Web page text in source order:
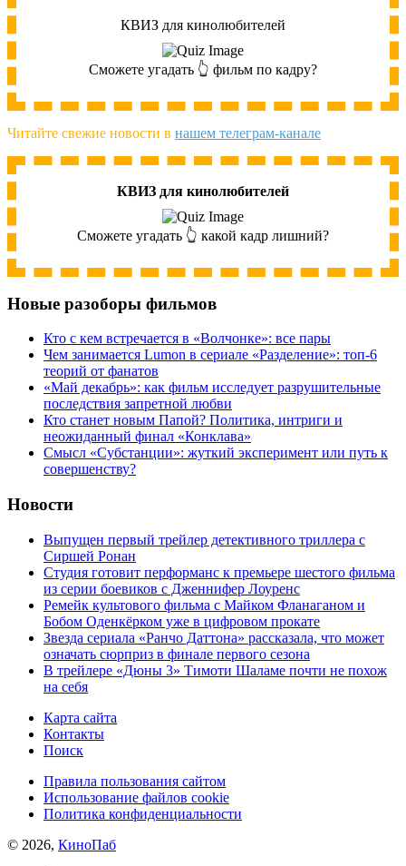
КВИЗ для кинолюбителей
Сможете угадать 👆 фильм по кадру?
Читайте свежие новости в нашем телеграм-канале
КВИЗ для кинолюбителей
Сможете угадать 👆 какой кадр лишний?
Новые разоборы фильмов
Кто с кем встречается в «Волчонке»: все пары
Чем занимается Lumon в сериале «Разделение»: топ-6
теорий от фанатов
«Май декабрь»: как фильм исследует разрушительные
последствия запретной любви
Кто станет новым Папой? Политика, интриги и
неожиданный финал «Конклава»
Cмысл «Субстанции»: жуткий эксперимент или путь к
совершенству?
Новости
Выпущен первый трейлер детективного триллера с
Сиршей Ронан
Студия готовит перформанс к премьере шестого фильма
из серии боевиков с Дженнифер Лоуренс
Ремейк культового фильма с Майком Фланаганом и
Бобом Оденкёрком уже в цифровом прокате
Звезда сериала «Ранчо Даттона» рассказала, что может
означать сюрприз в финале первого сезона
В трейлере «Дюны 3» Тимоти Шаламе почти не похож
на себя
Карта сайта
Контакты
Поиск
Правила пользования сайтом
Использование файлов cookie
Политика конфиденциальности
© 2026, КиноПаб